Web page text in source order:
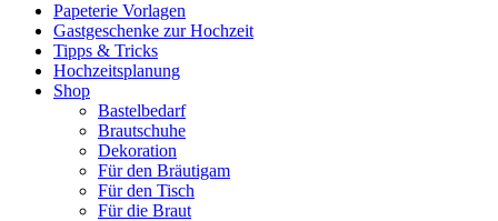
Papeterie Vorlagen
Gastgeschenke zur Hochzeit
Tipps & Tricks
Hochzeitsplanung
Shop
Bastelbedarf
Brautschuhe
Dekoration
Für den Bräutigam
Für den Tisch
Für die Braut